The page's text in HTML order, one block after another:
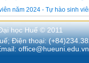
năm 2024 - Tự hào sinh
học Huế © 2011
Điện thoại:
office@hueuni.edu.vn